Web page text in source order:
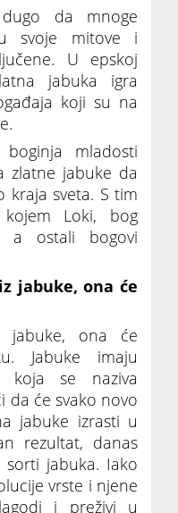
da mnoge
svoje mitove i
U epskoj
jabuka igra
koji su na
mladosti
zlatne jabuke da
kraja sveta. S tim
Loki, bog
a ostali bogovi
jabuke, ona će
jabuke, ona će
Jabuke imaju
koja se naziva
da će svako novo
jabuke izrasti u
rezultat, danas
jabuka. Iako
vrste i njene
i preživi u